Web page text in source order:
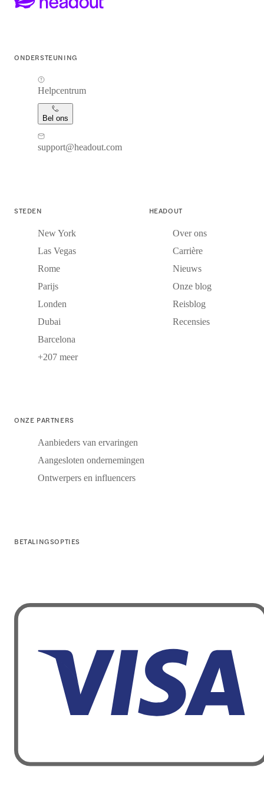
ONDERSTEUNING
Helpcentrum
Bel ons
support@headout.com
STEDEN
New York
Las Vegas
Rome
Parijs
Londen
Dubai
Barcelona
+207 meer
HEADOUT
Over ons
Carrière
Nieuws
Onze blog
Reisblog
Recensies
ONZE PARTNERS
Aanbieders van ervaringen
Aangesloten ondernemingen
Ontwerpers en influencers
BETALINGSOPTIES